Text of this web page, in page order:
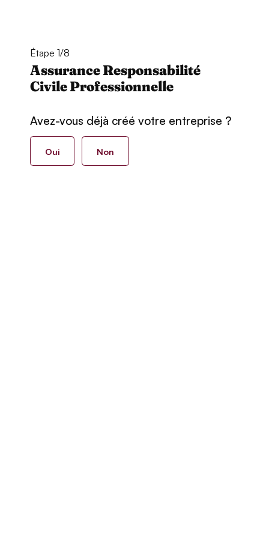
Étape 1/8
Assurance Responsabilité
Civile Professionnelle
Avez-vous déjà créé votre entreprise ?
Oui Non